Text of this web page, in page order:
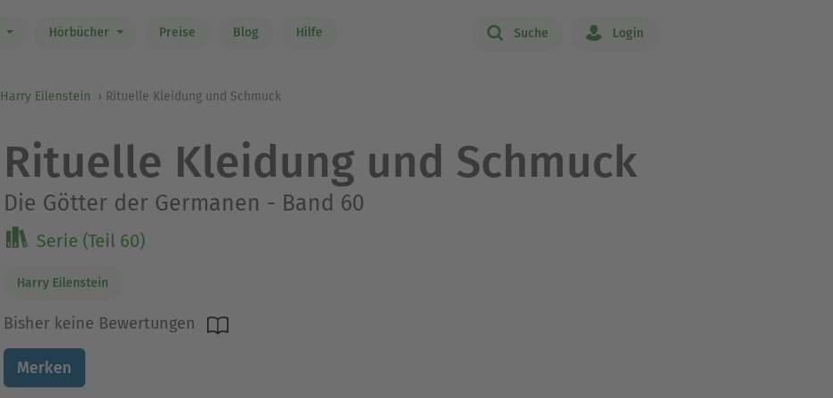
Hörbücher Preise Blog Hilfe Suche Login
Harry Eilenstein Rituelle Kleidung und Schmuck
Rituelle Kleidung und Schmuck
Die Götter der Germanen - Band 60
Serie (Teil 60)
Harry Eilenstein
Bisher keine Bewertungen
Merken